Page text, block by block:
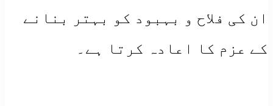
ان کی فلاح و بہبود کو بہتر بنانے
کے عزم کا اعادہ کرتا ہے۔